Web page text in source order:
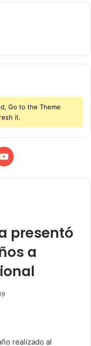
presentó
a
realizado al
Go to the Theme
it.
Y
o
b
e